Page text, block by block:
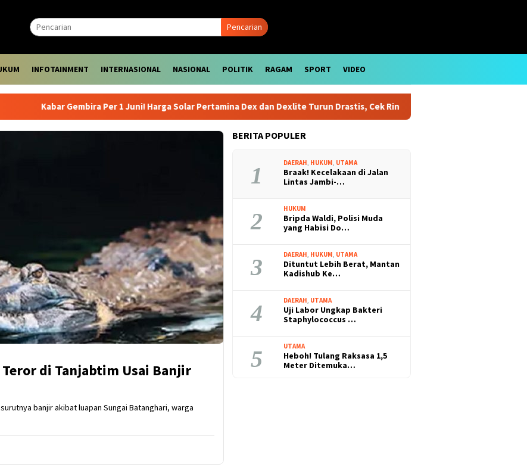
Pencarian
INFOTAINMENT INTERNASIONAL NASIONAL POLITIK RAGAM SPORT VIDEO
Kabar Gembira Per 1 Juni! Harga Solar Pertamina Dex dan Dexlite Turun Drastis, Cek Rinciannya
di Tanjabtim Usai Banjir
surutnya banjir akibat luapan Sungai Batanghari, warga
BERITA POPULER
1 DAERAH, HUKUM, UTAMA
Braak! Kecelakaan di Jalan
Lintas Jambi-…
2 HUKUM
Bripda Waldi, Polisi Muda
yang Habisi Do…
3 DAERAH, HUKUM, UTAMA
Dituntut Lebih Berat, Mantan
Kadishub Ke…
4 DAERAH, UTAMA
Uji Labor Ungkap Bakteri
Staphylococcus …
5 UTAMA
Heboh! Tulang Raksasa 1,5
Meter Ditemuka…